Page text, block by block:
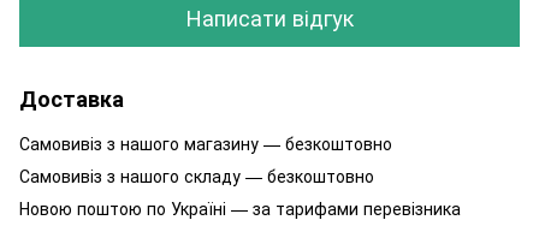
Написати відгук
Доставка
Самовивіз з нашого магазину — безкоштовно
Самовивіз з нашого складу — безкоштовно
Новою поштою по Україні — за тарифами перевізника